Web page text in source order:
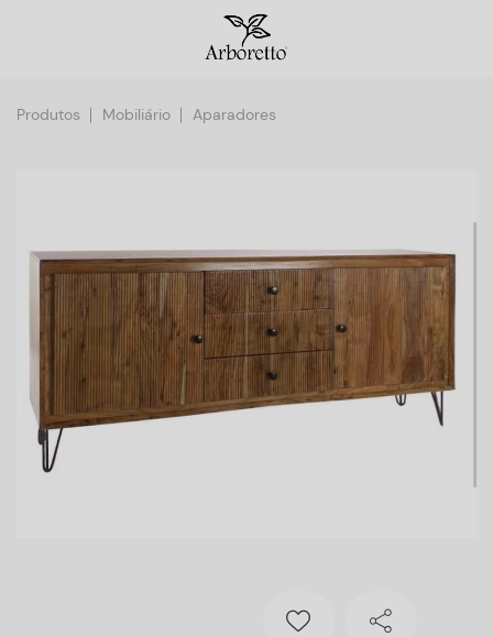
Produtos Mobiliário Aparadores